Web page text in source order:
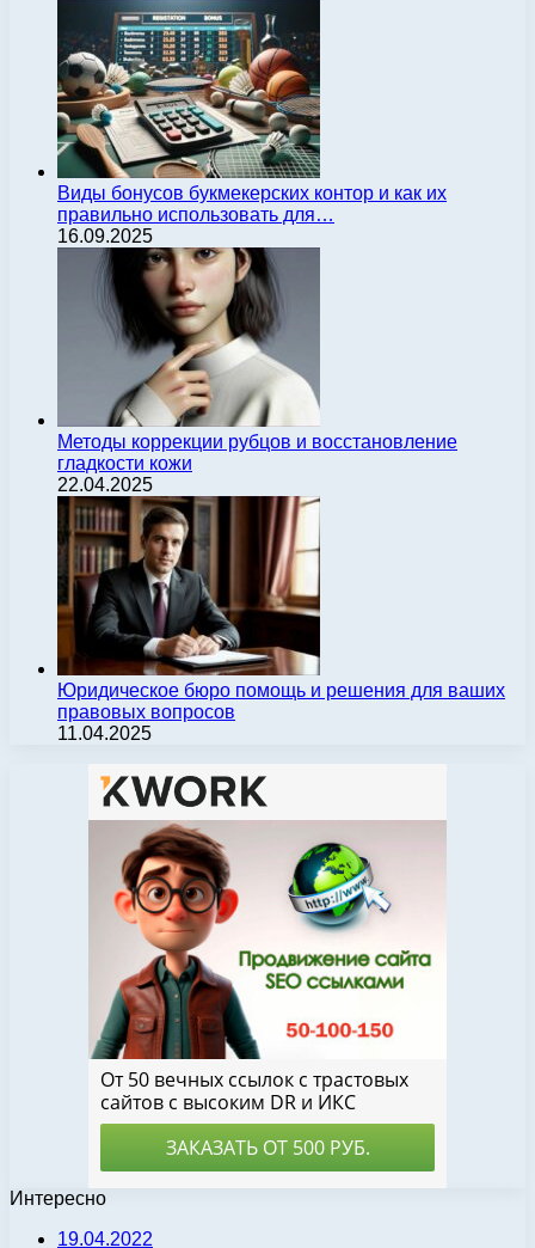
Виды бонусов букмекерских контор и как их
правильно использовать для…
16.09.2025
Методы коррекции рубцов и восстановление
гладкости кожи
22.04.2025
Юридическое бюро помощь и решения для ваших
правовых вопросов
11.04.2025
Интересно
19.04.2022